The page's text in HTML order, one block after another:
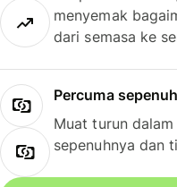
menyemak
dari semasa ke
Percuma
Muat turun
sepenuhnya dan